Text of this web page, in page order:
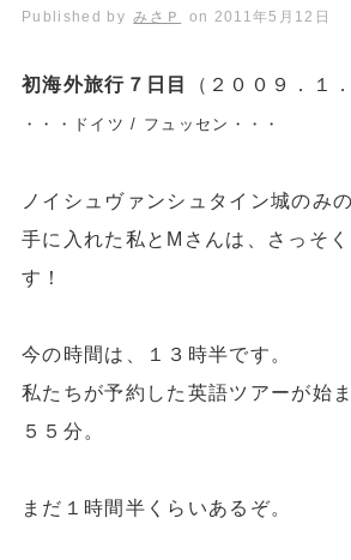
Published by みさＰ on 2011年5月12日
初海外旅行７日目 （２００９．１
・・・ドイツ / フュッセン・・・
ノイシュヴァンシュタイン城のみ
手に入れた私とMさんは、さっそ
す！
今の時間は、１３時半です。
私たちが予約した英語ツアーが始
５５分。
まだ １時間半 くらいあるぞ。